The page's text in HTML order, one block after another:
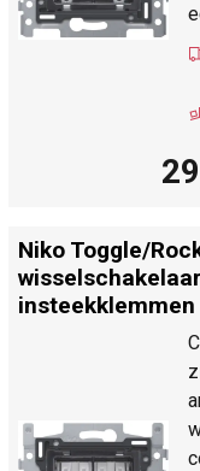
Niko Toggle/